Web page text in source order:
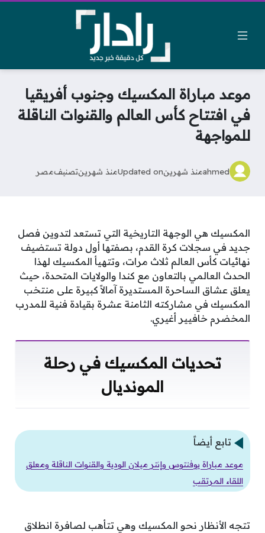
موعد مباراة المكسيك وجنوب أفريقيا
في افتتاح كأس العالم والقنوات الناقلة
للمواجهة
ahmedمنذ شهرينUpdated onمنذ شهرينتصنيفمصر
المكسيك هي الوجهة التاريخية التي تستعد لتدوين فصل
جديد في سجلات كرة القدم، بصفتها أول دولة تستضيف
نهائيات كأس العالم ثلاث مرات، وتتهيأ المكسيك لهذا
الحدث العالمي بالتعاون مع كندا والولايات المتحدة، حيث
يعلق عشاق الساحرة المستديرة آمالاً كبيرة على منتخب
المكسيك في مشاركته الثامنة عشرة بقيادة فنية للمدرب
المخضرم خافيير أغيري.
تحديات المكسيك في رحلة
المونديال
تابع أيضاً
موعد مباراة يوفنتوس وإنتر ميلان الودية والقنوات الناقلة ومعلق
اللقاء المرتقب
تتجه الأنظار نحو المكسيك وهي تتأهب لصافرة انطلاق